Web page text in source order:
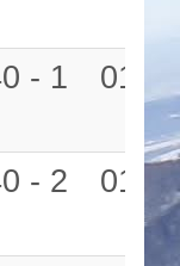
- 1
- 2